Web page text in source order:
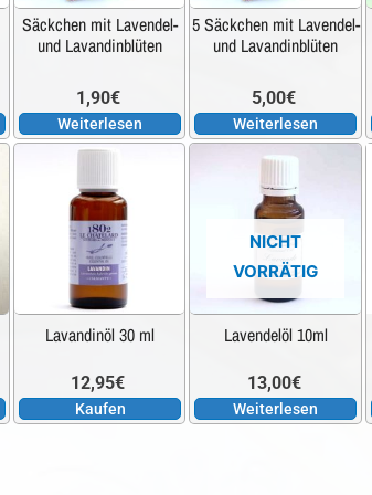
Säckchen mit Lavendel-
und Lavandinblüten
1,90€
Weiterlesen
5 Säckchen mit Lavendel-
und Lavandinblüten
5,00€
Weiterlesen
Lavandinöl 30 ml
12,95€
Kaufen
NICHT
VORRÄTIG
Lavendelöl 10ml
13,00€
Weiterlesen